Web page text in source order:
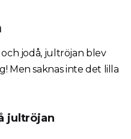
jodå, jultröjan blev
Men saknas inte det lilla
jultröjan